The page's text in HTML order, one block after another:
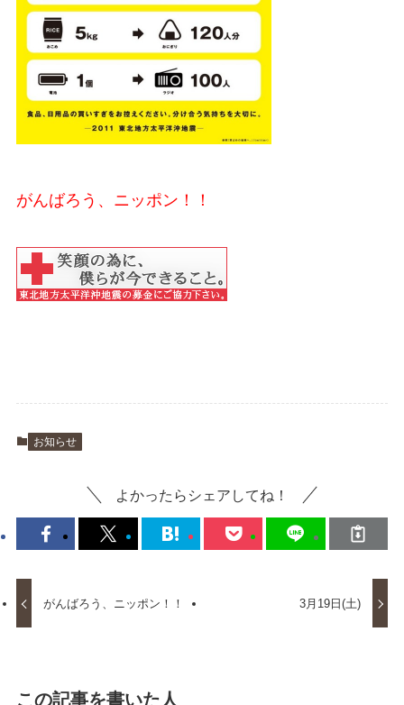
がんばろう、ニッポン！！
お知らせ
よかったらシェアしてね！
がんばろう、ニッポン！！ 3月19日(土)
この記事を書いた人